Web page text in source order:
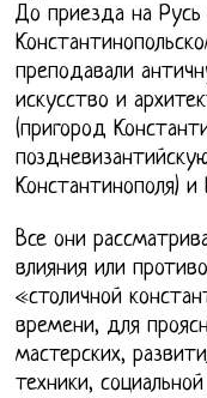
До приезда на
преподавали
искусство и
(пригород
Константинополя)
Все они
влияния или
«столичной
времени, для
мастерских,
техники,